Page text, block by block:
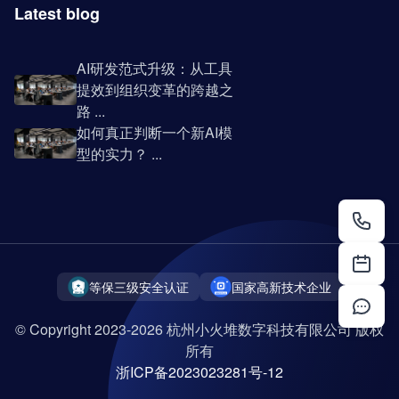
Latest blog
AI研发范式升级：从工具
提效到组织变革的跨越之
路 ...
如何真正判断一个新AI模
型的实力？ ...
等保三级安全认证 国家高新技术企业
© Copyright 2023-2026 杭州小火堆数字科技有限公司 版权
所有
浙ICP备2023023281号-12